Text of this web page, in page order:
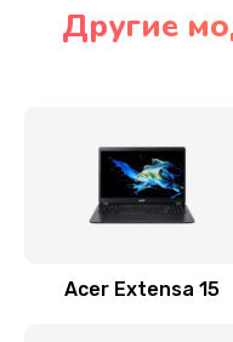
Другие
Acer Extensa 15